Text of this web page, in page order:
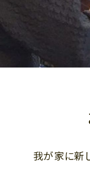
我が家に新